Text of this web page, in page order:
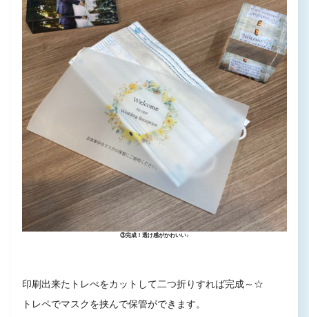
③完成！透け感がかわいい♪
印刷出来たトレぺをカットして二つ折りすれば完成～☆
トレペでマスクを挟んで保管ができます。